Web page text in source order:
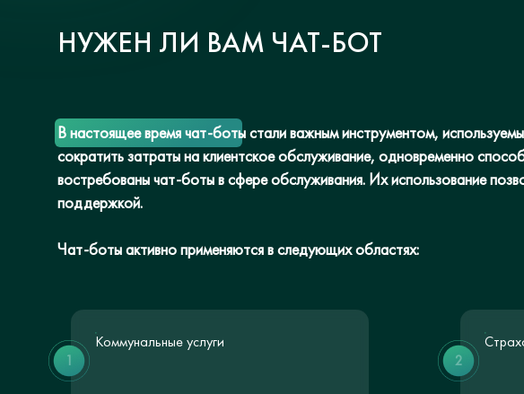
НУЖЕН ЛИ ВАМ ЧАТ-БОТ
В настоящее время чат-боты стали важным инструментом,
сократить затраты на клиентское обслуживание, одновременно
востребованы чат-боты в сфере обслуживания. Их использование
поддержкой.
Чат-боты активно применяются в следующих областях:
Коммунальные услуги
1
2